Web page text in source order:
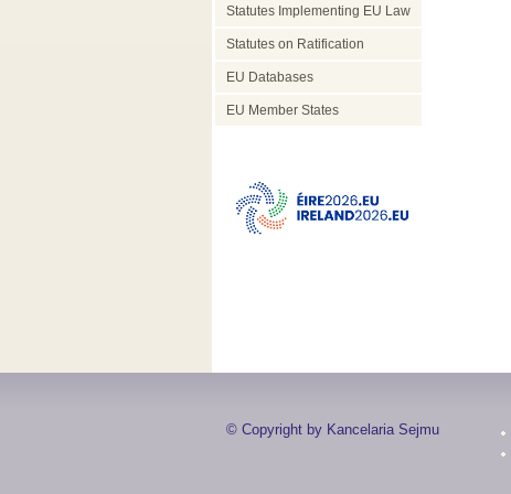
Statutes Implementing EU Law
Statutes on Ratification
EU Databases
EU Member States
© Copyright by Kancelaria Sejmu